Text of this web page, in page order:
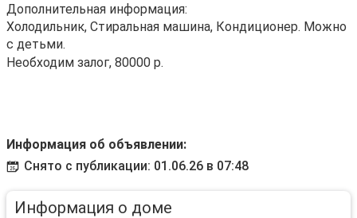
Дополнительная информация:
Холодильник, Стиральная машина, Кондиционер. Можно
с детьми.
Необходим залог, 80000 р.
Информация об объявлении:
Снято с публикации: 01.06.26 в 07:48
Информация о доме